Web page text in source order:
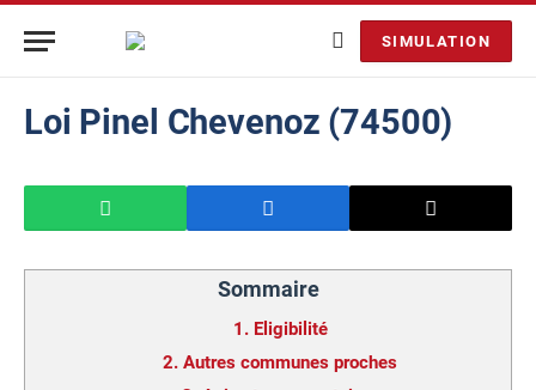
SIMULATION
Loi Pinel Chevenoz (74500)
Sommaire
1. Eligibilité
2. Autres communes proches